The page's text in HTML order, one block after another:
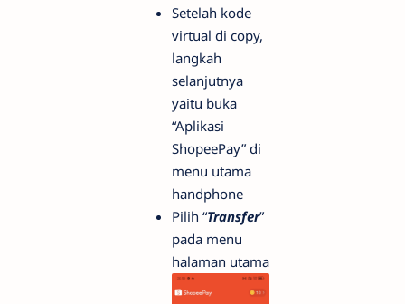
Setelah kode
virtual di copy,
langkah
selanjutnya
yaitu buka
“Aplikasi
ShopeePay” di
menu utama
handphone
Pilih “Transfer”
pada menu
halaman utama